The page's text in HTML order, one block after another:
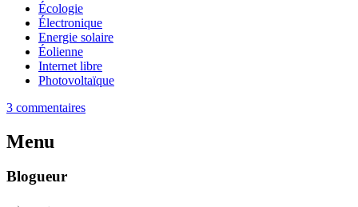
Écologie
Électronique
Energie solaire
Éolienne
Internet libre
Photovoltaïque
3 commentaires
Menu
Blogueur